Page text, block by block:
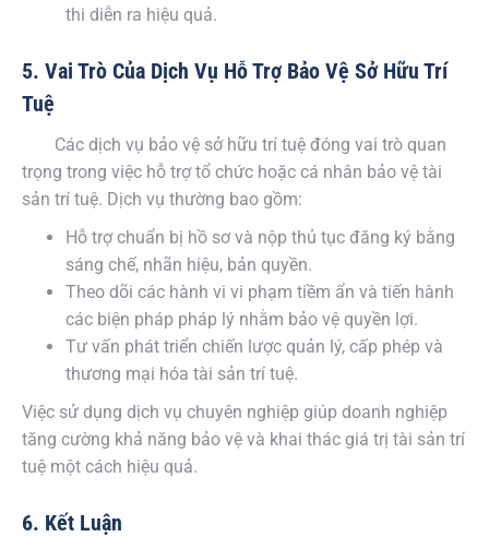
thi diễn ra hiệu quả.
5. Vai Trò Của Dịch Vụ Hỗ Trợ Bảo Vệ Sở Hữu Trí
Tuệ
Các dịch vụ bảo vệ sở hữu trí tuệ đóng vai trò quan
trọng trong việc hỗ trợ tổ chức hoặc cá nhân bảo vệ tài
sản trí tuệ. Dịch vụ thường bao gồm:
Hỗ trợ chuẩn bị hồ sơ và nộp thủ tục đăng ký bằng
sáng chế, nhãn hiệu, bản quyền.
Theo dõi các hành vi vi phạm tiềm ẩn và tiến hành
các biện pháp pháp lý nhằm bảo vệ quyền lợi.
Tư vấn phát triển chiến lược quản lý, cấp phép và
thương mại hóa tài sản trí tuệ.
Việc sử dụng dịch vụ chuyên nghiệp giúp doanh nghiệp
tăng cường khả năng bảo vệ và khai thác giá trị tài sản trí
tuệ một cách hiệu quả.
6. Kết Luận